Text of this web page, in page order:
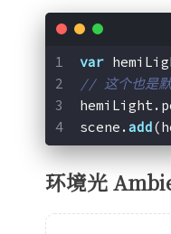
var
// 这个也是
scene.add
环境光